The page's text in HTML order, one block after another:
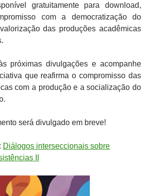
gratuitamente para download,
com a democratização do
das produções acadêmicas
próximas divulgações e acompanhe
que reafirma o compromisso das
com a produção e a socialização do
será divulgado em breve!
Diálogos interseccionais sobre
II